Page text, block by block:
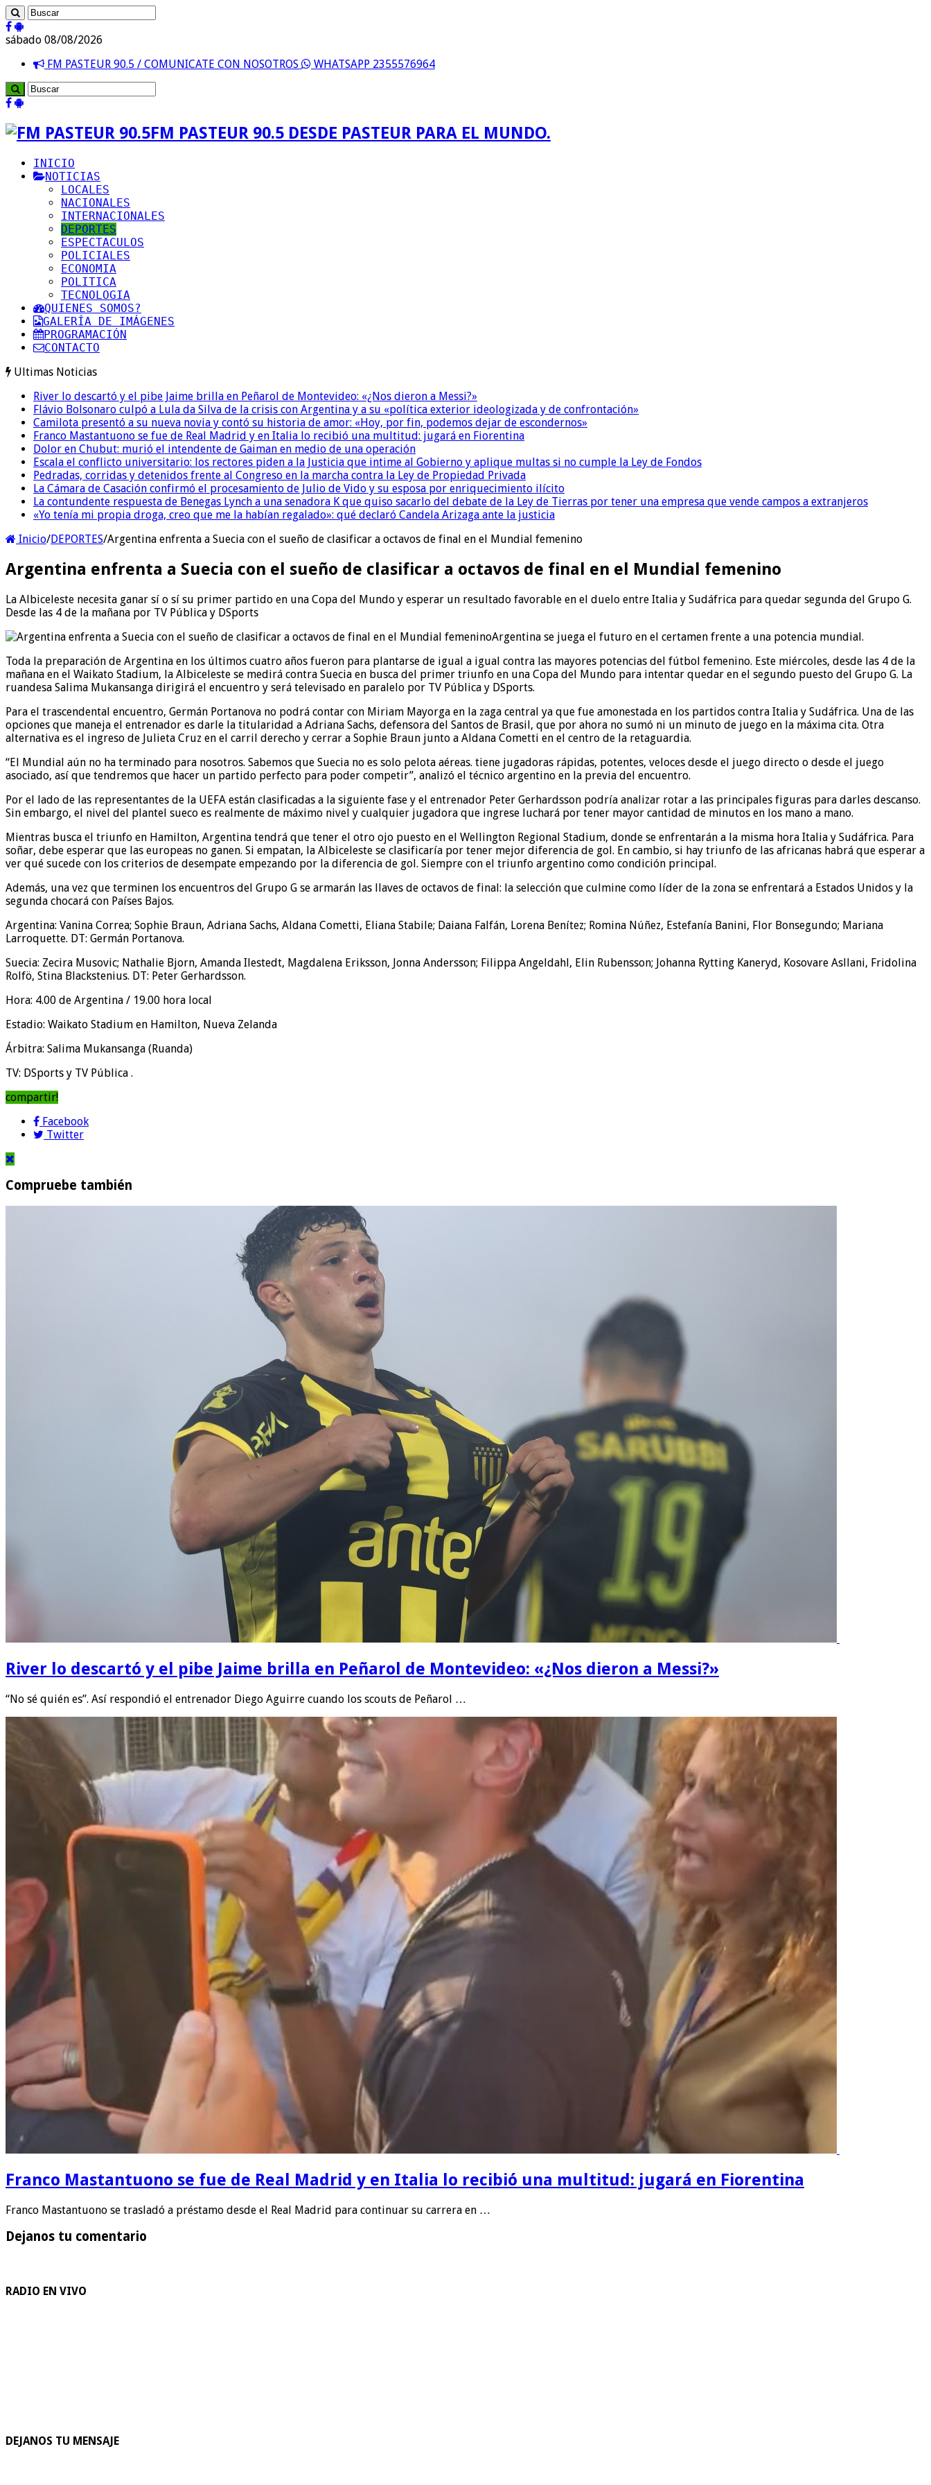
sábado 08/08/2026
FM PASTEUR 90.5 / COMUNICATE CON NOSOTROS
WHATSAPP 2355576964
FM PASTEUR 90.5 DESDE PASTEUR PARA EL MUNDO.
INICIO
NOTICIAS
LOCALES
NACIONALES
INTERNACIONALES
DEPORTES
ESPECTACULOS
POLICIALES
ECONOMIA
POLITICA
TECNOLOGIA
QUIENES SOMOS?
GALERÍA DE IMÁGENES
PROGRAMACIÓN
CONTACTO
Ultimas Noticias
River lo descartó y el pibe Jaime brilla en Peñarol de Montevideo: «¿Nos dieron a Messi?»
Flávio Bolsonaro culpó a Lula da Silva de la crisis con Argentina y a su «política exterior ideologizada y de confrontación»
Camilota presentó a su nueva novia y contó su historia de amor: «Hoy, por fin, podemos dejar de escondernos»
Franco Mastantuono se fue de Real Madrid y en Italia lo recibió una multitud: jugará en Fiorentina
Dolor en Chubut: murió el intendente de Gaiman en medio de una operación
Escala el conflicto universitario: los rectores piden a la Justicia que intime al Gobierno y aplique multas si no cumple la Ley de Fondos
Pedradas, corridas y detenidos frente al Congreso en la marcha contra la Ley de Propiedad Privada
La Cámara de Casación confirmó el procesamiento de Julio de Vido y su esposa por enriquecimiento ilícito
La contundente respuesta de Benegas Lynch a una senadora K que quiso sacarlo del debate de la Ley de Tierras por tener una empresa que vende campos a extranjeros
«Yo tenía mi propia droga, creo que me la habían regalado»: qué declaró Candela Arizaga ante la justicia
Inicio/DEPORTES/Argentina enfrenta a Suecia con el sueño de clasificar a octavos de final en el Mundial femenino
Argentina enfrenta a Suecia con el sueño de clasificar a octavos de final en el Mundial femenino
La Albiceleste necesita ganar sí o sí su primer partido en una Copa del Mundo y esperar un resultado favorable en el duelo entre Italia y Sudáfrica para quedar segunda del Grupo G.
Desde las 4 de la mañana por TV Pública y DSports
Argentina se juega el futuro en el certamen frente a una potencia mundial.
Toda la preparación de Argentina en los últimos cuatro años fueron para plantarse de igual a igual contra las mayores potencias del fútbol femenino. Este miércoles, desde las 4 de la
mañana en el Waikato Stadium, la Albiceleste se medirá contra Suecia en busca del primer triunfo en una Copa del Mundo para intentar quedar en el segundo puesto del Grupo G. La
ruandesa Salima Mukansanga dirigirá el encuentro y será televisado en paralelo por TV Pública y DSports.
Para el trascendental encuentro, Germán Portanova no podrá contar con Miriam Mayorga en la zaga central ya que fue amonestada en los partidos contra Italia y Sudáfrica. Una de las
opciones que maneja el entrenador es darle la titularidad a Adriana Sachs, defensora del Santos de Brasil, que por ahora no sumó ni un minuto de juego en la máxima cita. Otra
alternativa es el ingreso de Julieta Cruz en el carril derecho y cerrar a Sophie Braun junto a Aldana Cometti en el centro de la retaguardia.
“El Mundial aún no ha terminado para nosotros. Sabemos que Suecia no es solo pelota aéreas. tiene jugadoras rápidas, potentes, veloces desde el juego directo o desde el juego
asociado, así que tendremos que hacer un partido perfecto para poder competir”, analizó el técnico argentino en la previa del encuentro.
Por el lado de las representantes de la UEFA están clasificadas a la siguiente fase y el entrenador Peter Gerhardsson podría analizar rotar a las principales figuras para darles descanso.
Sin embargo, el nivel del plantel sueco es realmente de máximo nivel y cualquier jugadora que ingrese luchará por tener mayor cantidad de minutos en los mano a mano.
Mientras busca el triunfo en Hamilton, Argentina tendrá que tener el otro ojo puesto en el Wellington Regional Stadium, donde se enfrentarán a la misma hora Italia y Sudáfrica. Para
soñar, debe esperar que las europeas no ganen. Si empatan, la Albiceleste se clasificaría por tener mejor diferencia de gol. En cambio, si hay triunfo de las africanas habrá que esperar a
ver qué sucede con los criterios de desempate empezando por la diferencia de gol. Siempre con el triunfo argentino como condición principal.
Además, una vez que terminen los encuentros del Grupo G se armarán las llaves de octavos de final: la selección que culmine como líder de la zona se enfrentará a Estados Unidos y la
segunda chocará con Países Bajos.
Argentina: Vanina Correa; Sophie Braun, Adriana Sachs, Aldana Cometti, Eliana Stabile; Daiana Falfán, Lorena Benítez; Romina Núñez, Estefanía Banini, Flor Bonsegundo; Mariana
Larroquette. DT: Germán Portanova.
Suecia: Zecira Musovic; Nathalie Bjorn, Amanda Ilestedt, Magdalena Eriksson, Jonna Andersson; Filippa Angeldahl, Elin Rubensson; Johanna Rytting Kaneryd, Kosovare Asllani, Fridolina
Rolfö, Stina Blackstenius. DT: Peter Gerhardsson.
Hora: 4.00 de Argentina / 19.00 hora local
Estadio: Waikato Stadium en Hamilton, Nueva Zelanda
Árbitra: Salima Mukansanga (Ruanda)
TV: DSports y TV Pública .
compartir!
Facebook
Twitter
Compruebe también
River lo descartó y el pibe Jaime brilla en Peñarol de Montevideo: «¿Nos dieron a Messi?»
“No sé quién es”. Así respondió el entrenador Diego Aguirre cuando los scouts de Peñarol …
Franco Mastantuono se fue de Real Madrid y en Italia lo recibió una multitud: jugará en Fiorentina
Franco Mastantuono se trasladó a préstamo desde el Real Madrid para continuar su carrera en …
Dejanos tu comentario
RADIO EN VIVO
DEJANOS TU MENSAJE